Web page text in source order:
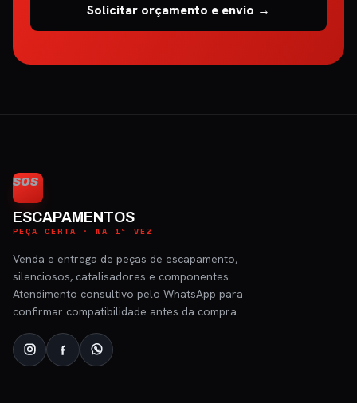
Solicitar orçamento e envio →
SOS
ESCAPAMENTOS
PEÇA CERTA · NA 1ª VEZ
Venda e entrega de peças de escapamento,
silenciosos, catalisadores e componentes.
Atendimento consultivo pelo WhatsApp para
confirmar compatibilidade antes da compra.